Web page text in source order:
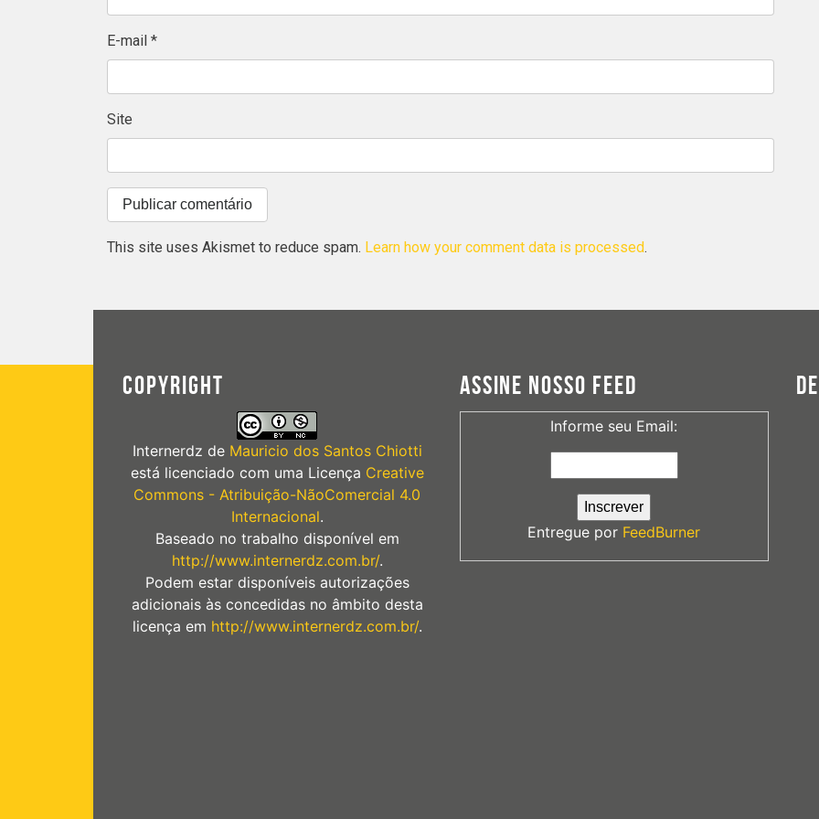
E-mail *
Site
This site uses Akismet to reduce spam. Learn how your comment data is processed.
COPYRIGHT
Internerdz de Mauricio dos Santos Chiotti
está licenciado com uma Licença Creative
Commons - Atribuição-NãoComercial 4.0
Internacional.
Baseado no trabalho disponível em
http://www.internerdz.com.br/.
Podem estar disponíveis autorizações
adicionais às concedidas no âmbito desta
licença em http://www.internerdz.com.br/.
ASSINE NOSSO FEED
Informe seu Email:
Entregue por FeedBurner